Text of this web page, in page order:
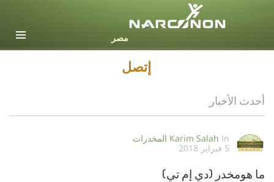
جميع المناطق / اللغات
إتصل
أحدث الأخبار
Karim Salah In
المخدرات
5 فبراير 2018
ما هومخدر (دي إم تي)